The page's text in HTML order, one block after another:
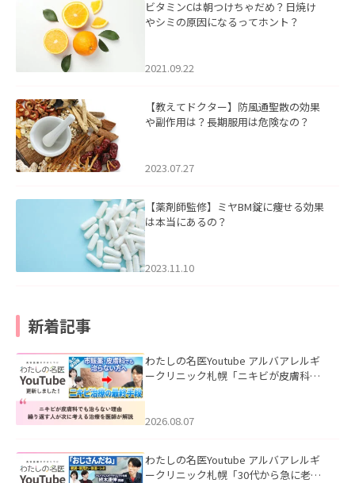
ビタミンCは朝つけちゃだめ？日焼け
やシミの原因になるってホント？
2021.09.22
【教えてドクター】防風通聖散の効果
や副作用は？長期服用は危険なの？
2023.07.27
【薬剤師監修】ミヤBM錠に痩せる効果
は本当にあるの？
2023.11.10
新着記事
わたしの名医Youtube アルバアレルギ
ークリニック札幌「ニキビが皮膚科で
ました。
2026.08.07
わたしの名医Youtube アルバアレルギ
ークリニック札幌「30代から急に老け